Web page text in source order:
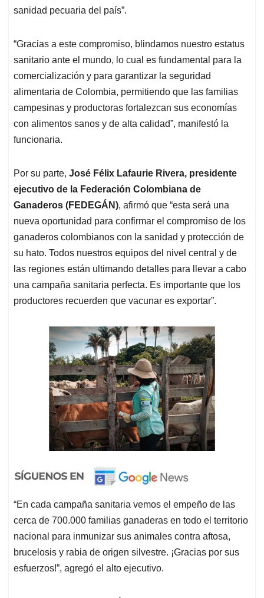
sanidad pecuaria del país”.
“Gracias a este compromiso, blindamos nuestro estatus
sanitario ante el mundo, lo cual es fundamental para la
comercialización y para garantizar la seguridad
alimentaria de Colombia, permitiendo que las familias
campesinas y productoras fortalezcan sus economías
con alimentos sanos y de alta calidad”, manifestó la
funcionaria.
Por su parte, José Félix Lafaurie Rivera, presidente
ejecutivo de la Federación Colombiana de
Ganaderos (FEDEGÁN), afirmó que “esta será una
nueva oportunidad para confirmar el compromiso de los
ganaderos colombianos con la sanidad y protección de
su hato. Todos nuestros equipos del nivel central y de
las regiones están ultimando detalles para llevar a cabo
una campaña sanitaria perfecta. Es importante que los
productores recuerden que vacunar es exportar”.
“En cada campaña sanitaria vemos el empeño de las
cerca de 700.000 familias ganaderas en todo el territorio
nacional para inmunizar sus animales contra aftosa,
brucelosis y rabia de origen silvestre. ¡Gracias por sus
esfuerzos!”, agregó el alto ejecutivo.